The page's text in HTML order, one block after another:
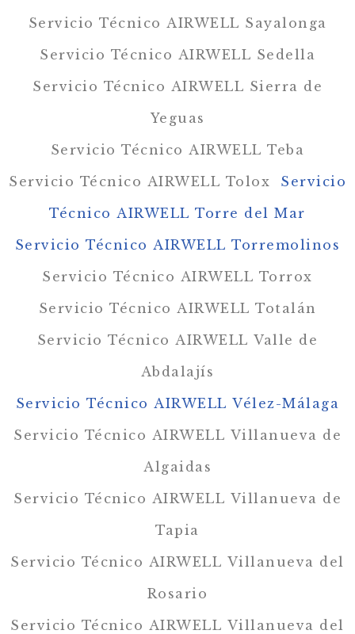
Servicio Técnico AIRWELL Sayalonga
Servicio Técnico AIRWELL Sedella
Servicio Técnico AIRWELL Sierra de
Yeguas
Servicio Técnico AIRWELL Teba
Servicio Técnico AIRWELL Tolox
Servicio
Técnico AIRWELL Torre del Mar
Servicio Técnico AIRWELL Torremolinos
Servicio Técnico AIRWELL Torrox
Servicio Técnico AIRWELL Totalán
Servicio Técnico AIRWELL Valle de
Abdalajís
Servicio Técnico AIRWELL Vélez-Málaga
Servicio Técnico AIRWELL Villanueva de
Algaidas
Servicio Técnico AIRWELL Villanueva de
Tapia
Servicio Técnico AIRWELL Villanueva del
Rosario
Servicio Técnico AIRWELL Villanueva del